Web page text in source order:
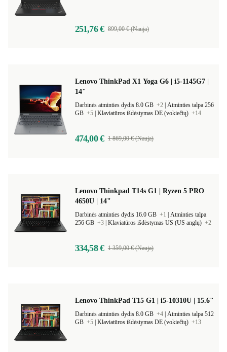
251,76 € 899,00 € (Nauja)
Lenovo ThinkPad X1 Yoga G6 | i5-1145G7 |
14"
Darbinės atminties dydis 8.0 GB +2 Atminties talpa 256
GB +5 Klaviatūros išdėstymas DE (vokiečių) +14
474,00 € 1 869,00 € (Nauja)
Lenovo Thinkpad T14s G1 | Ryzen 5 PRO
4650U | 14"
Darbinės atminties dydis 16.0 GB +1
Atminties talpa
256 GB +3 Klaviatūros išdėstymas US (US anglų) +2
334,58 € 1 359,00 € (Nauja)
Lenovo ThinkPad T15 G1 | i5-10310U | 15.6"
Darbinės atminties dydis 8.0 GB +4 Atminties talpa 512
GB +5 Klaviatūros išdėstymas DE (vokiečių) +13